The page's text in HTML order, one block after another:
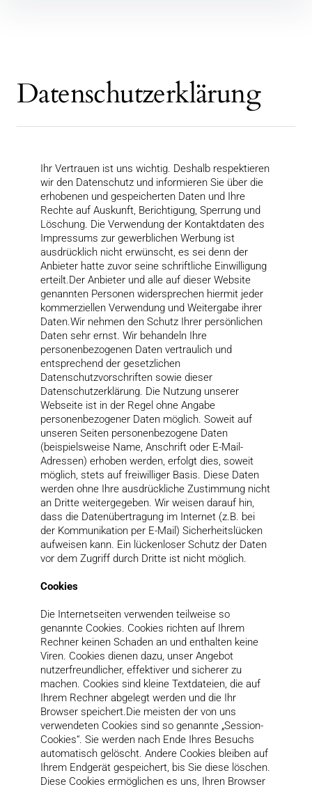
Datenschutzerklärung
Ihr Vertrauen ist uns wichtig. Deshalb respektieren
wir den Datenschutz und informieren Sie über die
erhobenen und gespeicherten Daten und Ihre
Rechte auf Auskunft, Berichtigung, Sperrung und
Löschung. Die Verwendung der Kontaktdaten des
Impressums zur gewerblichen Werbung ist
ausdrücklich nicht erwünscht, es sei denn der
Anbieter hatte zuvor seine schriftliche Einwilligung
erteilt.Der Anbieter und alle auf dieser Website
genannten Personen widersprechen hiermit jeder
kommerziellen Verwendung und Weitergabe ihrer
Daten.Wir nehmen den Schutz Ihrer persönlichen
Daten sehr ernst. Wir behandeln Ihre
personenbezogenen Daten vertraulich und
entsprechend der gesetzlichen
Datenschutzvorschriften sowie dieser
Datenschutzerklärung. Die Nutzung unserer
Webseite ist in der Regel ohne Angabe
personenbezogener Daten möglich. Soweit auf
unseren Seiten personenbezogene Daten
(beispielsweise Name, Anschrift oder E-Mail-
Adressen) erhoben werden, erfolgt dies, soweit
möglich, stets auf freiwilliger Basis. Diese Daten
werden ohne Ihre ausdrückliche Zustimmung nicht
an Dritte weitergegeben. Wir weisen darauf hin,
dass die Datenübertragung im Internet (z.B. bei
der Kommunikation per E-Mail) Sicherheitslücken
aufweisen kann. Ein lückenloser Schutz der Daten
vor dem Zugriff durch Dritte ist nicht möglich.
Cookies
Die Internetseiten verwenden teilweise so
genannte Cookies. Cookies richten auf Ihrem
Rechner keinen Schaden an und enthalten keine
Viren. Cookies dienen dazu, unser Angebot
nutzerfreundlicher, effektiver und sicherer zu
machen. Cookies sind kleine Textdateien, die auf
Ihrem Rechner abgelegt werden und die Ihr
Browser speichert.Die meisten der von uns
verwendeten Cookies sind so genannte „Session-
Cookies“. Sie werden nach Ende Ihres Besuchs
automatisch gelöscht. Andere Cookies bleiben auf
Ihrem Endgerät gespeichert, bis Sie diese löschen.
Diese Cookies ermöglichen es uns, Ihren Browser